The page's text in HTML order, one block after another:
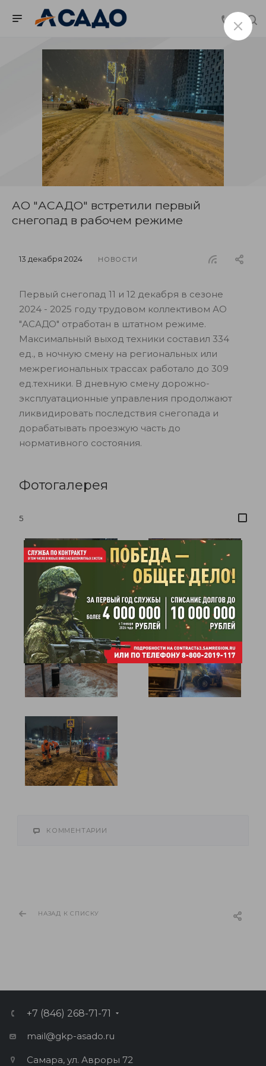
АО "АСАДО" встретили первый
снегопад в рабочем режиме
13 декабря 2024 НОВОСТИ
Первый снегопад 11 и 12 декабря в сезоне
2024 - 2025 году трудовом коллективом АО
"АСАДО" отработан в штатном режиме.
Максимальный выход техники составил 334
ед., в ночную смену на региональных или
межрегиональных трассах работало до 309
ед.техники. В дневную смену дорожно-
эксплуатационные управления продолжают
ликвидировать последствия снегопада и
дорабатывать проезжую часть до
нормативного состояния.
Фотогалерея
5
КОММЕНТАРИИ
НАЗАД К СПИСКУ
+7 (846) 268-71-71
mail@gkp-asado.ru
Самара, ул. Авроры 72